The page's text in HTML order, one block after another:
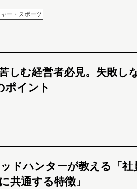
ー・スポーツ
しむ経営者必見。失敗し
ポイント
ドハンターが教える「社
共通する特徴」